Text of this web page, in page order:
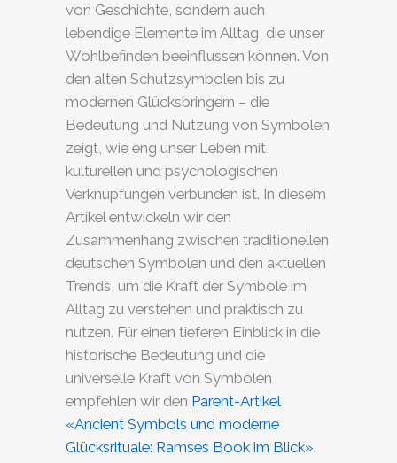
von Geschichte, sondern auch
lebendige Elemente im Alltag, die unser
Wohlbefinden beeinflussen können. Von
den alten Schutzsymbolen bis zu
modernen Glücksbringern – die
Bedeutung und Nutzung von Symbolen
zeigt, wie eng unser Leben mit
kulturellen und psychologischen
Verknüpfungen verbunden ist. In diesem
Artikel entwickeln wir den
Zusammenhang zwischen traditionellen
deutschen Symbolen und den aktuellen
Trends, um die Kraft der Symbole im
Alltag zu verstehen und praktisch zu
nutzen. Für einen tieferen Einblick in die
historische Bedeutung und die
universelle Kraft von Symbolen
empfehlen wir den Parent-Artikel
«Ancient Symbols und moderne
Glücksrituale: Ramses Book im Blick».